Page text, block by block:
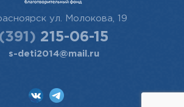
ул. Молокова, 19
(391) 215-06-15
s-deti2014@mail.ru